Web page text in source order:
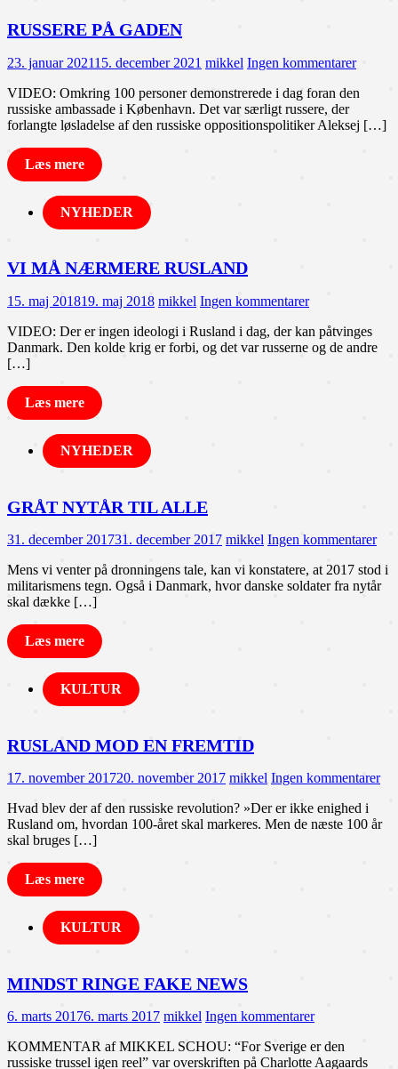
RUSSERE PÅ GADEN
23. januar 202115. december 2021 mikkel Ingen kommentarer
VIDEO: Omkring 100 personer demonstrerede i dag foran den
russiske ambassade i København. Det var særligt russere, der
forlangte løsladelse af den russiske oppositionspolitiker Aleksej […]
Læs mere
NYHEDER
VI MÅ NÆRMERE RUSLAND
15. maj 201819. maj 2018 mikkel Ingen kommentarer
VIDEO: Der er ingen ideologi i Rusland i dag, der kan påtvinges
Danmark. Den kolde krig er forbi, og det var russerne og de andre
[…]
Læs mere
NYHEDER
GRÅT NYTÅR TIL ALLE
31. december 201731. december 2017 mikkel Ingen kommentarer
Mens vi venter på dronningens tale, kan vi konstatere, at 2017 stod i
militarismens tegn. Også i Danmark, hvor danske soldater fra nytår
skal dække […]
Læs mere
KULTUR
RUSLAND MOD EN FREMTID
17. november 201720. november 2017 mikkel Ingen kommentarer
Hvad blev der af den russiske revolution? »Der er ikke enighed i
Rusland om, hvordan 100-året skal markeres. Men de næste 100 år
skal bruges […]
Læs mere
KULTUR
MINDST RINGE FAKE NEWS
6. marts 20176. marts 2017 mikkel Ingen kommentarer
KOMMENTAR af MIKKEL SCHOU: “For Sverige er den
russiske trussel igen reel” var overskriften på Charlotte Aagaards